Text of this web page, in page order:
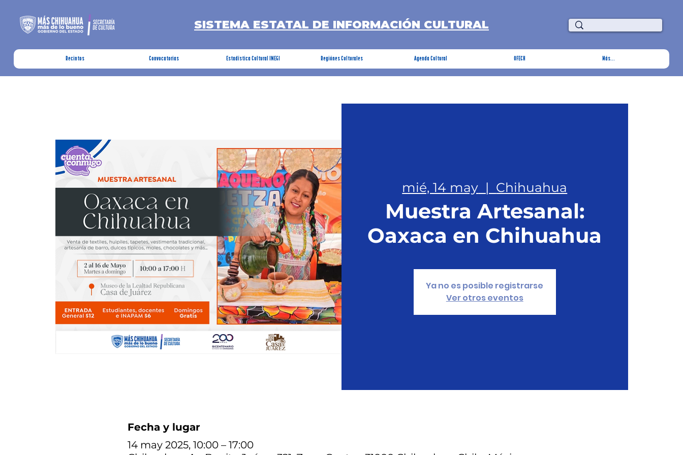
SISTEMA ESTATAL DE INFORMACIÓN CULTURAL
Recintos Convocatorias Estadística Cultural INEGI Regiónes Culturales Agenda Cultural OFECH Más...
mié, 14 may
  |
Chihuahua
Muestra Artesanal:
Oaxaca en Chihuahua
Ya no es posible registrarse
Ver otros eventos
Fecha y lugar
14 may 2025, 10:00 – 17:00